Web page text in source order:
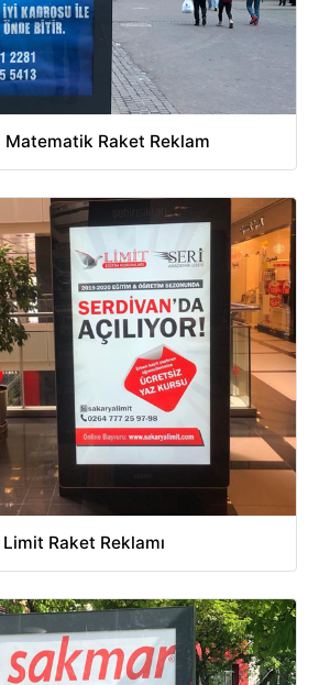
Matematik Raket Reklam
Limit Raket Reklamı